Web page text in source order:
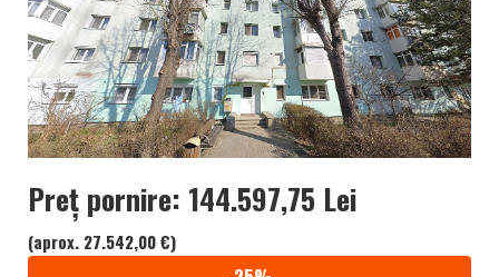
Preț pornire: 144.597,75 Lei
(aprox. 27.542,00 €)